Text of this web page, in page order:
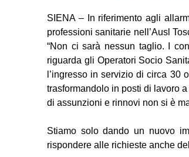
SIENA – In riferimento agli
professioni sanitarie nell’Ausl
“Non ci sarà nessun taglio. I
riguarda gli Operatori Socio
l’ingresso in servizio di circa 30
trasformandolo in posti di lavoro
di assunzioni e rinnovi non si è
Stiamo solo dando un nuovo
rispondere alle richieste anche